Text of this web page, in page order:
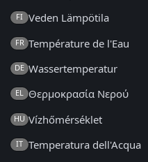
FI Veden Lämpötila
FR Température de l'Eau
DE Wassertemperatur
EL Θερμοκρασία Νερού
HU Vízhőmérséklet
IT Temperatura dell'Acqua